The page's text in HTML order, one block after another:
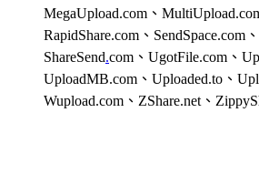
MegaUpload.com、
RapidShare.com、SendSpace.com、
ShareSend.com、UgotFile.com、
UploadMB.com、Uploaded.to、
Wupload.com、ZShare.net、